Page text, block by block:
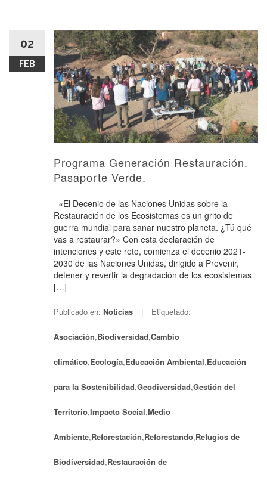
02
FEB
Programa Generación Restauración.
Pasaporte Verde.
«El Decenio de las Naciones Unidas sobre la
Restauración de los Ecosistemas es un grito de
guerra mundial para sanar nuestro planeta. ¿Tú qué
vas a restaurar?» Con esta declaración de
intenciones y este reto, comienza el decenio 2021-
2030 de las Naciones Unidas, dirigido a Prevenir,
detener y revertir la degradación de los ecosistemas
[…]
Publicado en: Noticias Etiquetado:
Asociación,Biodiversidad,Cambio
climático,Ecología,Educación Ambiental,Educación
para la Sostenibilidad,Geodiversidad,Gestión del
Territorio,Impacto Social,Medio
Ambiente,Reforestación,Reforestando,Refugios de
Biodiversidad,Restauración de